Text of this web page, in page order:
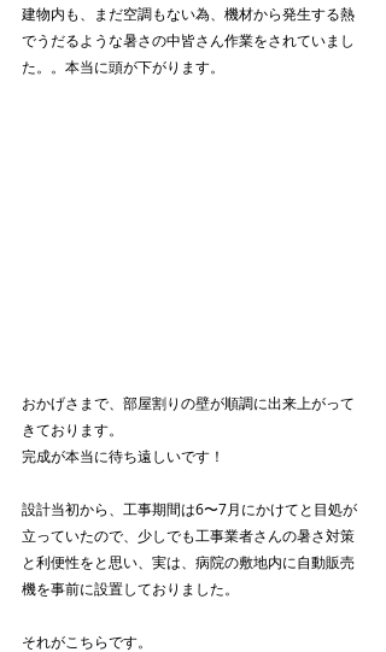
建物内も、まだ空調もない為、機材から発生する熱
でうだるような暑さの中皆さん作業をされていまし
た。。本当に頭が下がります。
おかげさまで、部屋割りの壁が順調に出来上がって
きております。
完成が本当に待ち遠しいです！
設計当初から、工事期間は6〜7月にかけてと目処が
立っていたので、少しでも工事業者さんの暑さ対策
と利便性をと思い、実は、病院の敷地内に自動販売
機を事前に設置しておりました。
それがこちらです。